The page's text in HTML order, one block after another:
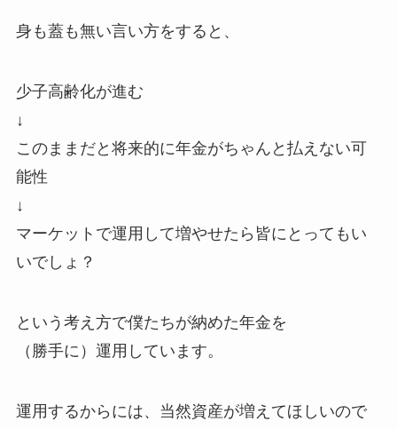
身も蓋も無い言い方をすると、
少子高齢化が進む
↓
このままだと将来的に年金がちゃんと払えない可
能性
↓
マーケットで運用して増やせたら皆にとってもい
いでしょ？
という考え方で僕たちが納めた年金を
（勝手に）運用しています。
運用するからには、当然資産が増えてほしいので